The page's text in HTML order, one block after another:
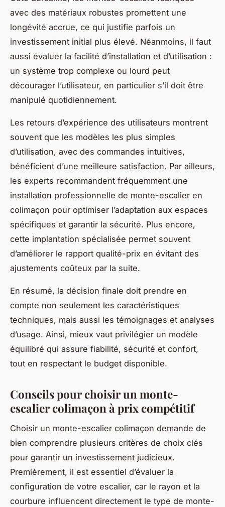
avec des matériaux robustes promettent une
longévité accrue, ce qui justifie parfois un
investissement initial plus élevé. Néanmoins, il faut
aussi évaluer la facilité d’installation et d’utilisation :
un système trop complexe ou lourd peut
décourager l’utilisateur, en particulier s’il doit être
manipulé quotidiennement.
Les retours d’expérience des utilisateurs montrent
souvent que les modèles les plus simples
d’utilisation, avec des commandes intuitives,
bénéficient d’une meilleure satisfaction. Par ailleurs,
les experts recommandent fréquemment une
installation professionnelle de monte-escalier en
colimaçon pour optimiser l’adaptation aux espaces
spécifiques et garantir la sécurité. Plus encore,
cette implantation spécialisée permet souvent
d’améliorer le rapport qualité-prix en évitant des
ajustements coûteux par la suite.
En résumé, la décision finale doit prendre en
compte non seulement les caractéristiques
techniques, mais aussi les témoignages et analyses
d’usage. Ainsi, mieux vaut privilégier un modèle
équilibré qui assure fiabilité, sécurité et confort,
tout en respectant le budget disponible.
Conseils pour choisir un monte-
escalier colimaçon à prix compétitif
Choisir un monte-escalier colimaçon demande de
bien comprendre plusieurs critères de choix clés
pour garantir un investissement judicieux.
Premièrement, il est essentiel d’évaluer la
configuration de votre escalier, car le rayon et la
courbure influencent directement le type de monte-